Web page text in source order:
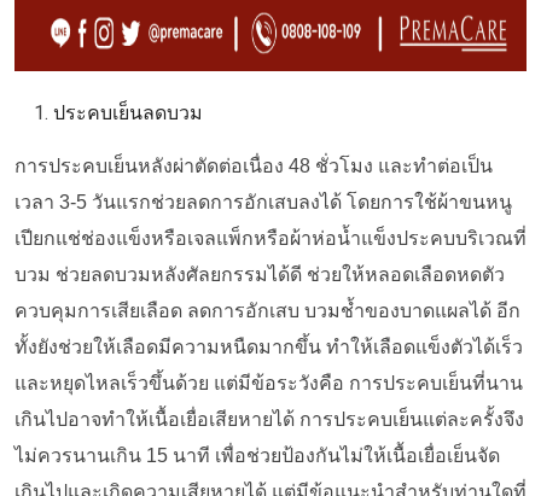
ประคบเย็นลดบวม
การประคบเย็นหลังผ่าตัดต่อเนื่อง 48 ชั่วโมง และทำต่อเป็น
เวลา 3-5 วันแรกช่วยลดการอักเสบลงได้ โดยการใช้ผ้าขนหนู
เปียกแช่ช่องแข็งหรือเจลแพ็กหรือผ้าห่อน้ำแข็งประคบบริเวณที่
บวม ช่วยลดบวมหลังศัลยกรรมได้ดี ช่วยให้หลอดเลือดหดตัว
ควบคุมการเสียเลือด ลดการอักเสบ บวมช้ำของบาดแผลได้ อีก
ทั้งยังช่วยให้เลือดมีความหนืดมากขึ้น ทำให้เลือดแข็งตัวได้เร็ว
และหยุดไหลเร็วขึ้นด้วย แต่มีข้อระวังคือ การประคบเย็นที่นาน
เกินไปอาจทำให้เนื้อเยื่อเสียหายได้ การประคบเย็นแต่ละครั้งจึง
ไม่ควรนานเกิน 15 นาที เพื่อช่วยป้องกันไม่ให้เนื้อเยื่อเย็นจัด
เกินไปและเกิดความเสียหายได้ แต่มีข้อแนะนำสำหรับท่านใดที่